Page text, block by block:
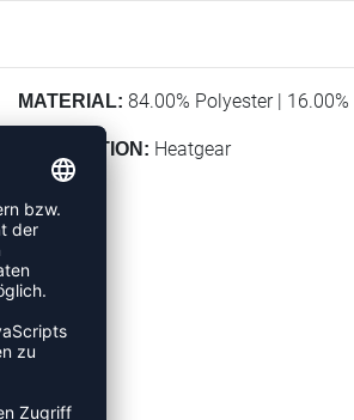
MATERIAL: 84.00% Polyester |
KOLLEKTION: Heatgear